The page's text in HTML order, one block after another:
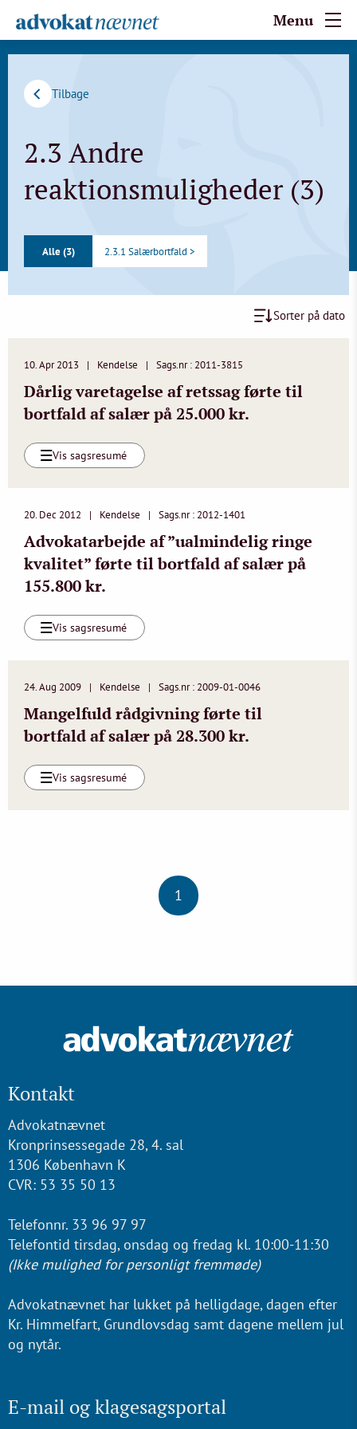
Menu
Tilbage
2.3 Andre
reaktionsmuligheder (3)
Alle (3) 2.3.1 Salærbortfald >
Sorter på dato
10. Apr 2013 Kendelse Sags.nr : 2011-3815
Dårlig varetagelse af retssag førte til
bortfald af salær på 25.000 kr.
Vis sagsresumé
20. Dec 2012 Kendelse Sags.nr : 2012-1401
Advokatarbejde af ”ualmindelig ringe
kvalitet” førte til bortfald af salær på
155.800 kr.
Vis sagsresumé
24. Aug 2009 Kendelse Sags.nr : 2009-01-0046
Mangelfuld rådgivning førte til
bortfald af salær på 28.300 kr.
Vis sagsresumé
1
Kontakt
Advokatnævnet
Kronprinsessegade 28, 4. sal
1306 København K
CVR: 53 35 50 13
Telefonnr. 33 96 97 97
Telefontid tirsdag, onsdag og fredag kl. 10:00-11:30
(Ikke mulighed for personligt fremmøde)
Advokatnævnet har lukket på helligdage, dagen efter
Kr. Himmelfart, Grundlovsdag samt dagene mellem jul
og nytår.
E-mail og klagesagsportal